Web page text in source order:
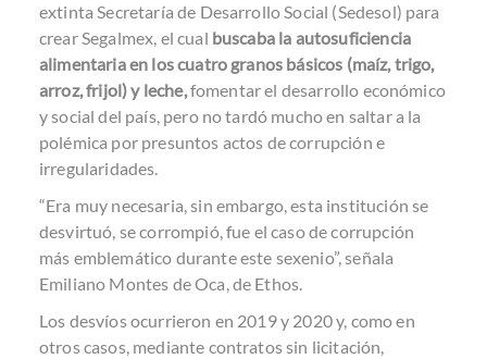
extinta Secretaría de Desarrollo Social (Sedesol) para
crear Segalmex, el cual buscaba la autosuficiencia
alimentaria en los cuatro granos básicos (maíz, trigo,
arroz, frijol) y leche,fomentar el desarrollo económico
y social del país, pero no tardó mucho en saltar a la
polémica por presuntos actos de corrupción e
irregularidades.
“Era muy necesaria, sin embargo, esta institución se
desvirtuó, se corrompió, fue el caso de corrupción
más emblemático durante este sexenio”, señala
Emiliano Montes de Oca, de Ethos.
Los desvíos ocurrieron en 2019 y 2020 y, como en
otros casos, mediante contratos sin licitación,